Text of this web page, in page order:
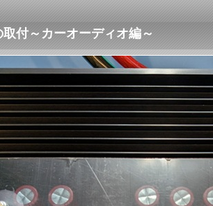
付～カーオーディオ編～